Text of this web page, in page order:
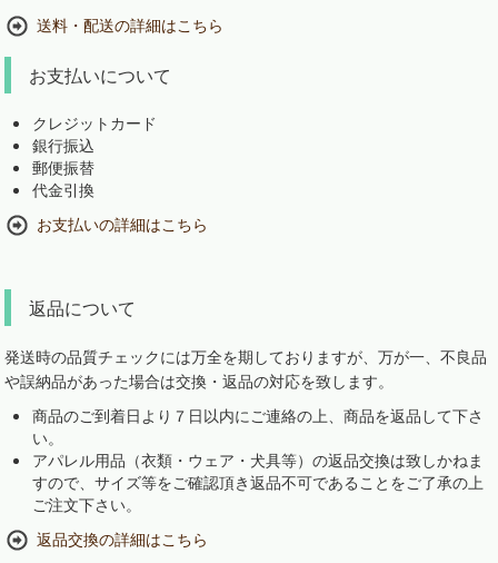
送料・配送の詳細はこちら
お支払いについて
クレジットカード
銀行振込
郵便振替
代金引換
お支払いの詳細はこちら
返品について
発送時の品質チェックには万全を期しておりますが、万が一、不良品
や誤納品があった場合は交換・返品の対応を致します。
商品のご到着日より７日以内にご連絡の上、商品を返品して下さ
い。
アパレル用品（衣類・ウェア・犬具等）の返品交換は致しかねま
すので、サイズ等をご確認頂き返品不可であることをご了承の上
ご注文下さい。
返品交換の詳細はこちら